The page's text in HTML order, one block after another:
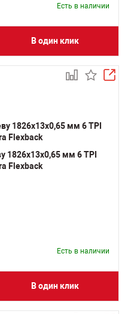
Есть в наличии
В один клик
1826х13х0,65 мм 6 TPI
Flexback
Есть в наличии
В один клик